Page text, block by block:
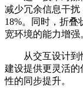
减少冗余信息干扰
18%。同时，折叠
宽环境的能力增强
从交互设计到性
建设提供更灵活
性的同步提升。